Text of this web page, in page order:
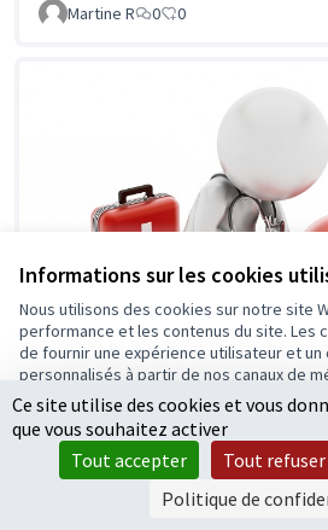
Informations sur les cookies
Nous utilisons des cookies sur notre site
performance et les contenus du site. Les
de fournir une expérience utilisateur et un
personnalisés à partir de nos canaux de
Tout accepter
Accepter seulement les
Paramètres
Martine R 0 0
🖍🖍 Formation aux gestes
Ce site utilise des cookies et vous
que vous souhaitez activer
Tout accepter
Tout refuser
Politique de